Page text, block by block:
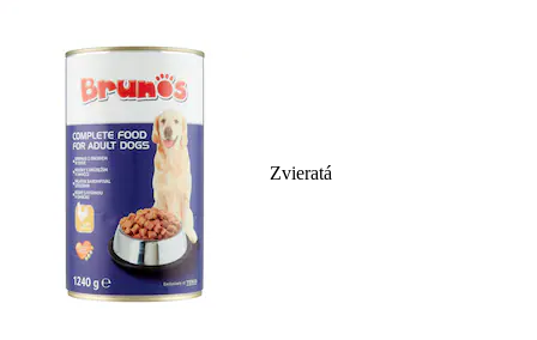
Zvieratá